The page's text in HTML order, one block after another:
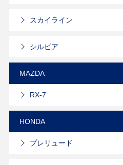
スカイライン
シルビア
MAZDA
RX-7
HONDA
プレリュード